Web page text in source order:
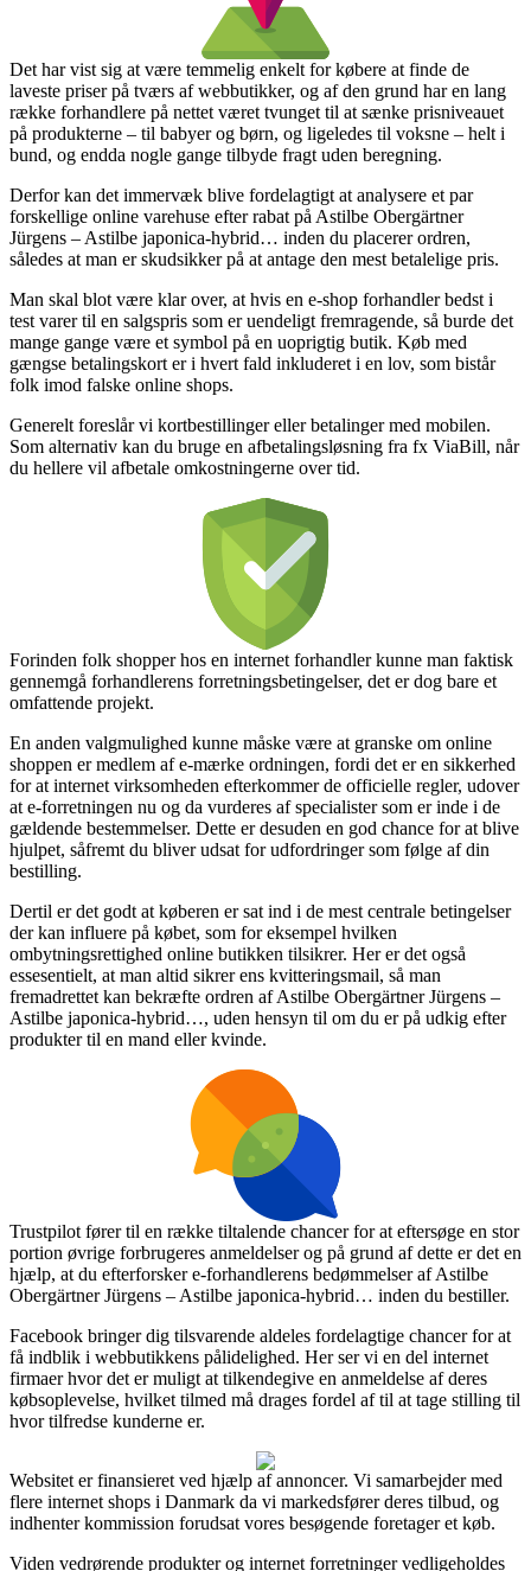
Det har vist sig at være temmelig enkelt for købere at finde de
laveste priser på tværs af webbutikker, og af den grund har en lang
række forhandlere på nettet været tvunget til at sænke prisniveauet
på produkterne – til babyer og børn, og ligeledes til voksne – helt i
bund, og endda nogle gange tilbyde fragt uden beregning.
Derfor kan det immervæk blive fordelagtigt at analysere et par
forskellige online varehuse efter rabat på Astilbe Obergärtner
Jürgens – Astilbe japonica-hybrid… inden du placerer ordren,
således at man er skudsikker på at antage den mest betalelige pris.
Man skal blot være klar over, at hvis en e-shop forhandler bedst i
test varer til en salgspris som er uendeligt fremragende, så burde det
mange gange være et symbol på en uoprigtig butik. Køb med
gængse betalingskort er i hvert fald inkluderet i en lov, som bistår
folk imod falske online shops.
Generelt foreslår vi kortbestillinger eller betalinger med mobilen.
Som alternativ kan du bruge en afbetalingsløsning fra fx ViaBill, når
du hellere vil afbetale omkostningerne over tid.
Forinden folk shopper hos en internet forhandler kunne man faktisk
gennemgå forhandlerens forretningsbetingelser, det er dog bare et
omfattende projekt.
En anden valgmulighed kunne måske være at granske om online
shoppen er medlem af e-mærke ordningen, fordi det er en sikkerhed
for at internet virksomheden efterkommer de officielle regler, udover
at e-forretningen nu og da vurderes af specialister som er inde i de
gældende bestemmelser. Dette er desuden en god chance for at blive
hjulpet, såfremt du bliver udsat for udfordringer som følge af din
bestilling.
Dertil er det godt at køberen er sat ind i de mest centrale betingelser
der kan influere på købet, som for eksempel hvilken
ombytningsrettighed online butikken tilsikrer. Her er det også
essesentielt, at man altid sikrer ens kvitteringsmail, så man
fremadrettet kan bekræfte ordren af Astilbe Obergärtner Jürgens –
Astilbe japonica-hybrid…, uden hensyn til om du er på udkig efter
produkter til en mand eller kvinde.
Trustpilot fører til en række tiltalende chancer for at eftersøge en stor
portion øvrige forbrugeres anmeldelser og på grund af dette er det en
hjælp, at du efterforsker e-forhandlerens bedømmelser af Astilbe
Obergärtner Jürgens – Astilbe japonica-hybrid… inden du bestiller.
Facebook bringer dig tilsvarende aldeles fordelagtige chancer for at
få indblik i webbutikkens pålidelighed. Her ser vi en del internet
firmaer hvor det er muligt at tilkendegive en anmeldelse af deres
købsoplevelse, hvilket tilmed må drages fordel af til at tage stilling til
hvor tilfredse kunderne er.
Websitet er finansieret ved hjælp af annoncer. Vi samarbejder med
flere internet shops i Danmark da vi markedsfører deres tilbud, og
indhenter kommission forudsat vores besøgende foretager et køb.
Viden vedrørende produkter og internet forretninger vedligeholdes